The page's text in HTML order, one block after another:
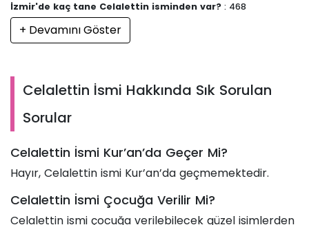
İzmir'de kaç tane Celalettin isminden var? : 468
+ Devamını Göster
Celalettin İsmi Hakkında Sık Sorulan
Sorular
Celalettin İsmi Kur’an’da Geçer Mi?
Hayır, Celalettin ismi Kur’an’da geçmemektedir.
Celalettin İsmi Çocuğa Verilir Mi?
Celalettin ismi çocuğa verilebilecek güzel isimlerden